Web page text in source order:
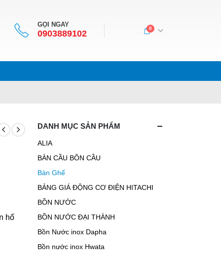
GỌI NGAY
0903889102
0
hổ
DANH MỤC SẢN PHẨM
ALIA
BÀN CẦU BÔN CẦU
Bàn Ghế
BẢNG GIÁ ĐỘNG CƠ ĐIỆN HITACHI
BỒN NƯỚC
BỒN NƯỚC ĐẠI THÀNH
Bồn Nước inox Dapha
Bồn nước inox Hwata